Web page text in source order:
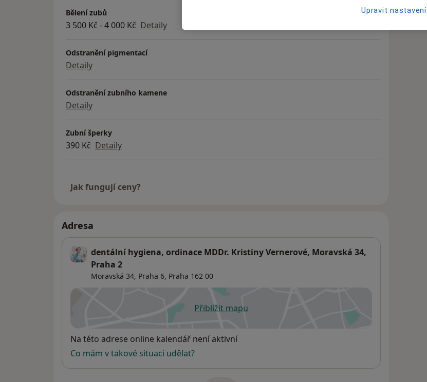
Bělení zubů
3 500 Kč - 4 000 Kč Detaily
Odstranění pigmentací
Detaily
Odstranění zubního kamene
Detaily
Zubní šperky
390 Kč Detaily
Jak fungují ceny?
Adresa
dentální hygiena, ordinace MDDr. Kristiny Vernerové, Moravská 34,
Praha 2
Moravská 34, Praha 6, Praha 162 00
Přiblížit mapuse otevře v nové záložce
Dostupnost
Na této adrese online kalendář není aktivní
Co mám v takové situaci udělat?
Upravit nastavení